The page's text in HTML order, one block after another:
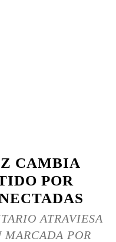
CAMBIA
POR
ATRAVIESA
MARCADA POR